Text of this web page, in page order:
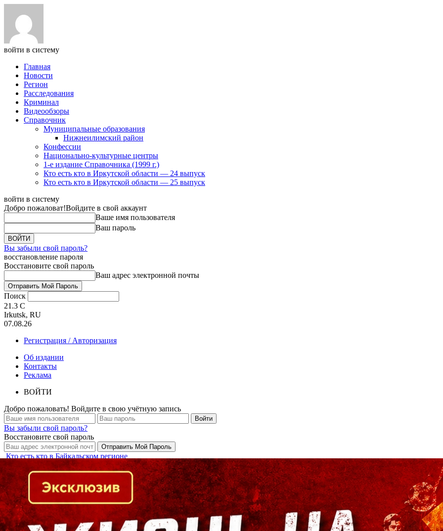
войти в систему
Главная
Новости
Регион
Расследования
Криминал
Видеообзоры
Справочник
Муниципальные образования
Нижнеилимский район
Конфессии
Национально-культурные центры
1-е издание Справочника (1999 г.)
Кто есть кто в Иркутской области — 24 выпуск
Кто есть кто в Иркутской области — 25 выпуск
войти в систему
Добро пожаловат!Войдите в свой аккаунт
Ваше имя пользователя
Ваш пароль
Вы забыли свой пароль?
восстановление пароля
Восстановите свой пароль
Ваш адрес электронной почты
Поиск
21.3 C
Irkutsk, RU
07.08.26
Регистрация / Авторизация
Об издании
Контакты
Реклама
ВОЙТИ
Добро пожаловать! Войдите в свою учётную запись
Вы забыли свой пароль?
Восстановите свой пароль
Кто есть кто в Байкальском регионе